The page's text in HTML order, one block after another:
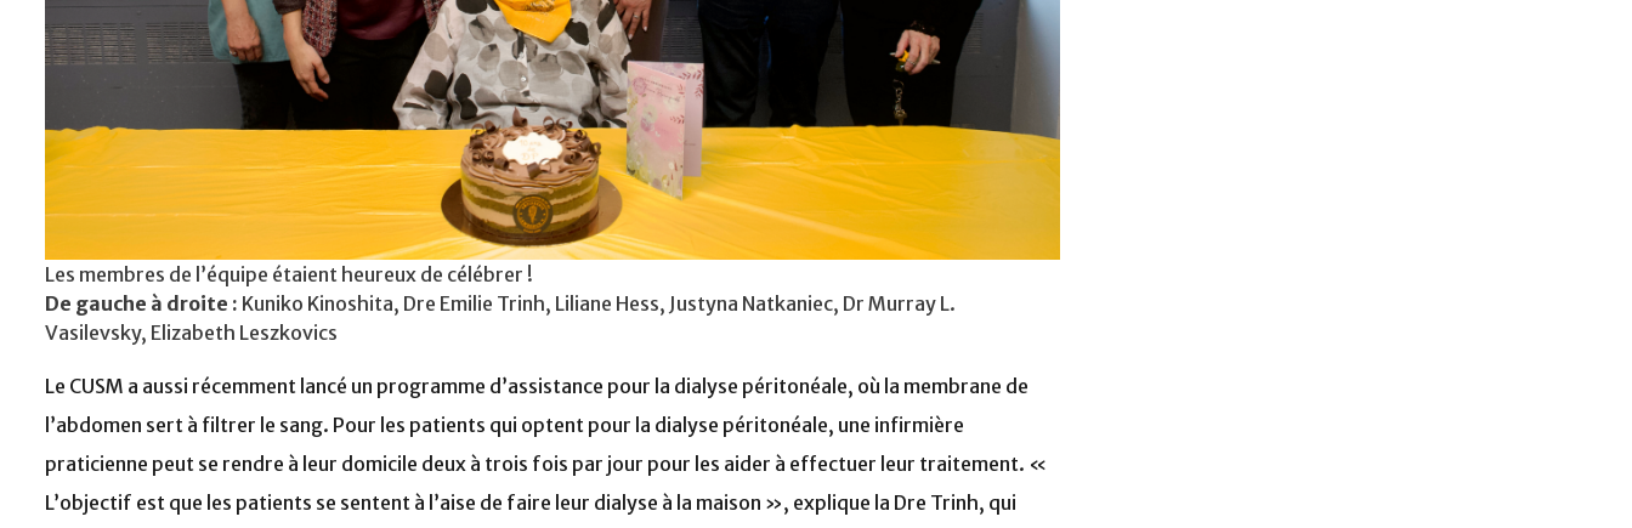
Les membres de l’équipe étaient heureux de célébrer !
De gauche à droite : Kuniko Kinoshita, Dre Emilie Trinh, Liliane Hess, Justyna Natkaniec, Dr Murray L.
Vasilevsky, Elizabeth Leszkovics
Le CUSM a aussi récemment lancé un programme d’assistance pour la dialyse péritonéale, où la membrane de
l’abdomen sert à filtrer le sang. Pour les patients qui optent pour la dialyse péritonéale, une infirmière
praticienne peut se rendre à leur domicile deux à trois fois par jour pour les aider à effectuer leur traitement. «
L’objectif est que les patients se sentent à l’aise de faire leur dialyse à la maison », explique la Dre Trinh, qui